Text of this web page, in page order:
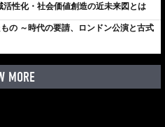
活性化・社会価値創造の近未来図とは
の ～時代の要請、ロンドン公演と古式
MORE